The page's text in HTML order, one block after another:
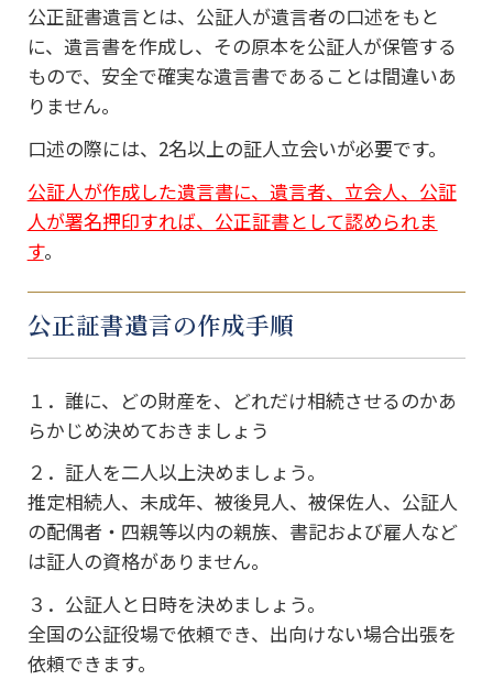
公正証書遺言とは、公証人が遺言者の口述をもと
に、遺言書を作成し、その原本を公証人が保管する
もので、安全で確実な遺言書であることは間違いあ
りません。
口述の際には、2名以上の証人立会いが必要です。
公証人が作成した遺言書に、遺言者、立会人、公証
人が署名押印すれば、公正証書として認められま
す。
公正証書遺言の作成手順
１．誰に、どの財産を、どれだけ相続させるのかあ
らかじめ決めておきましょう
２．証人を二人以上決めましょう。
推定相続人、未成年、被後見人、被保佐人、公証人
の配偶者・四親等以内の親族、書記および雇人など
は証人の資格がありません。
３．公証人と日時を決めましょう。
全国の公証役場で依頼でき、出向けない場合出張を
依頼できます。